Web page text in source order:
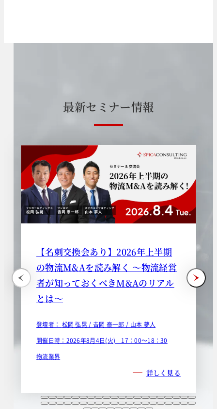
最新セ ミ ナー情報
【名刺交換会あり】2026年上半期
の物流M&Aを読み解く ～物流経営
者が知っておくべきM&Aのリアル
とは～
登壇者： 松岡 弘晃 / 𠮷岡 泰一郎 / 山本 夢人
開催日時：2026年8月4日(火) 17：00～18：30
物流業界
詳しく見る